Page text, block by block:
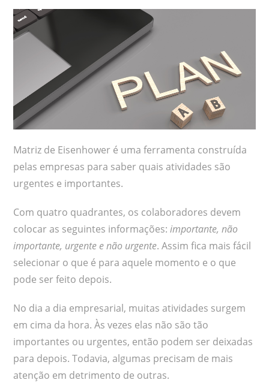
Matriz de Eisenhower é uma ferramenta construída
pelas empresas para saber quais atividades são
urgentes e importantes.
Com quatro quadrantes, os colaboradores devem
colocar as seguintes informações:importante, não
importante, urgente e não urgente. Assim fica mais fácil
selecionar o que é para aquele momento e o que
pode ser feito depois.
No dia a dia empresarial, muitas atividades surgem
em cima da hora. Às vezes elas não são tão
importantes ou urgentes, então podem ser deixadas
para depois. Todavia, algumas precisam de mais
atenção em detrimento de outras.